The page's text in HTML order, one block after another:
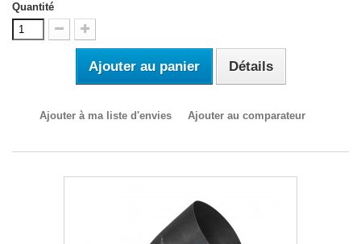
Quantité
Ajouter au panier Détails
Ajouter à ma liste d'envies Ajouter au comparateur